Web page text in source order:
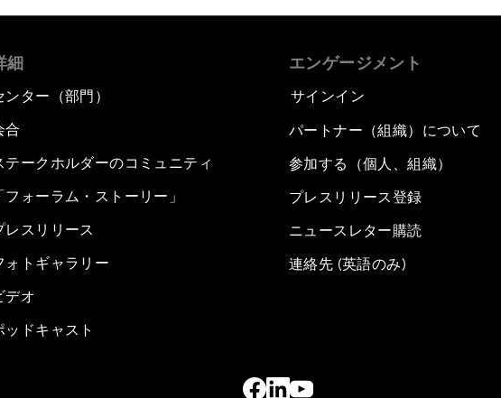
細
ンター（部門）
合
テークホルダーのコミュニティ
「フォーラム・ストーリー」
レスリリース
ォトギャラリー
デオ
ッドキャスト
エンゲージメント
サインイン
パートナー（組織）について
参加する（個人、組織）
プレスリリース登録
ニュースレター購読
連絡先 (英語のみ)